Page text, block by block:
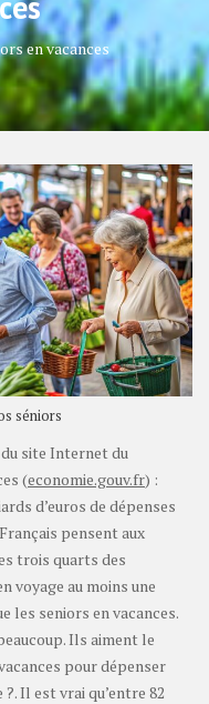
en vacances
séniors
site Internet du
(economie.gouv.fr) :
d’euros de dépenses
pensent aux
trois quarts des
voyage au moins une
les seniors en vacances.
Ils aiment le
pour dépenser
Il est vrai qu’entre 82